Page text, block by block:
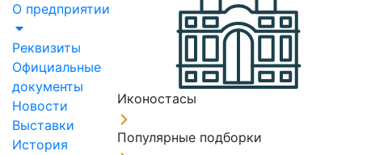
О предприятии
Реквизиты
Официальные
документы
Новости
Выставки
История
Иконостасы
Популярные подборки